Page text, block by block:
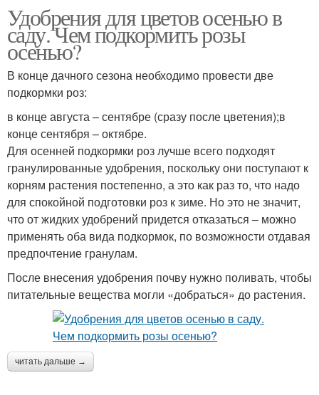
Удобрения для цветов осенью в
саду. Чем подкормить розы
осенью?
В конце дачного сезона необходимо провести две
подкормки роз:
в конце августа – сентябре (сразу после цветения);в
конце сентября – октябре.
Для осенней подкормки роз лучше всего подходят
гранулированные удобрения, поскольку они поступают к
корням растения постепенно, а это как раз то, что надо
для спокойной подготовки роз к зиме. Но это не значит,
что от жидких удобрений придется отказаться – можно
применять оба вида подкормок, по возможности отдавая
предпочтение гранулам.
После внесения удобрения почву нужно поливать, чтобы
питательные вещества могли «добраться» до растения.
читать дальше →